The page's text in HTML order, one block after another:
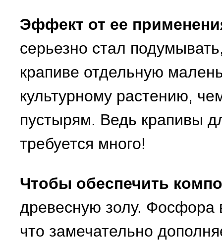
Эффект от ее
серьезно стал
крапиве отдельную
культурному растению,
пустырям. Ведь крапивы
требуется много!
Чтобы обеспечить
древесную золу. Фосфора
что замечательно